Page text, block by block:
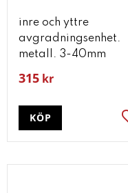
inre och yttre
avgradningsenhet.
metall. 3-40mm
315 kr
KÖP